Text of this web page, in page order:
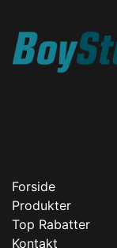
Forside
Produkter
Top Rabatter
Kontakt